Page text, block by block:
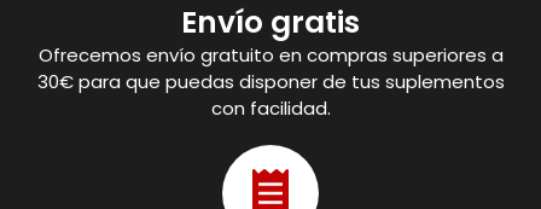
Envío gratis
Ofrecemos envío gratuito en compras superiores a
30€ para que puedas disponer de tus suplementos
con facilidad.